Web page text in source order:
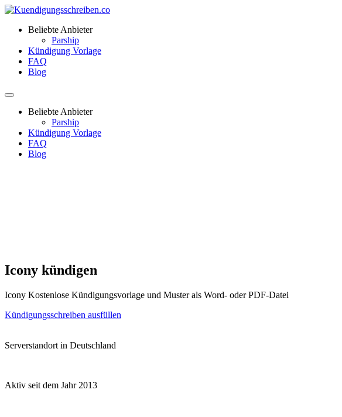
Beliebte Anbieter
Parship
Kündigung Vorlage
FAQ
Blog
Beliebte Anbieter
Parship
Kündigung Vorlage
FAQ
Blog
Icony kündigen
Icony Kostenlose Kündigungsvorlage und Muster als Word- oder PDF-Datei
Kündigungsschreiben ausfüllen
Serverstandort in Deutschland
Aktiv seit dem Jahr 2013